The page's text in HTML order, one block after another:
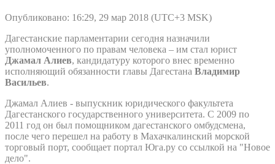
Опубликовано: 16:29, 29 мар 2018 (UTC+3 MSK)
Дагестанские парламентарии сегодня назначили
уполномоченного по правам человека – им стал юрист
Джамал Алиев, кандидатуру которого внес временно
исполняющий обязанности главы Дагестана Владимир
Васильев.
Джамал Алиев - выпускник юридического факультета
Дагестанского государственного университета. С 2009 по
2011 год он был помощником дагестанского омбудсмена,
после чего перешел на работу в Махачкалинский морской
торговый порт, сообщает портал Юга.ру со ссылкой на "Новое
дело".